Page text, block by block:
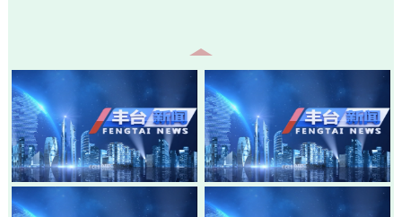
20260805-丰台新闻